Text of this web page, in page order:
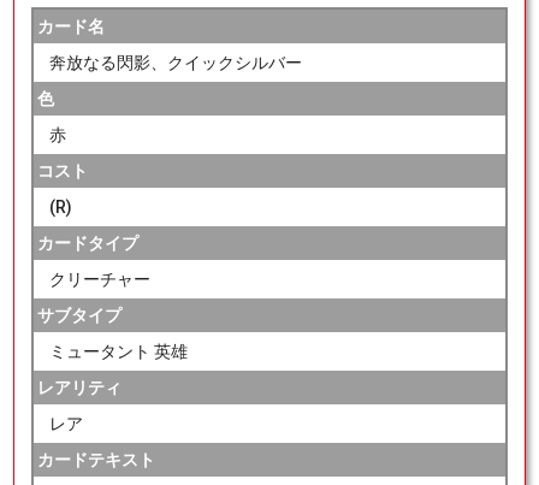
カード名
奔放なる閃影、クイックシルバー
色
赤
コスト
(R)
カードタイプ
クリーチャー
サブタイプ
ミュータント 英雄
レアリティ
レア
カードテキスト